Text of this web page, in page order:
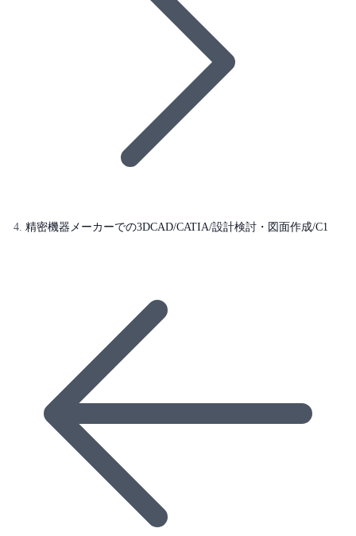
精密機器メーカーでの3DCAD/CATIA/設計検討・図面作成/C1